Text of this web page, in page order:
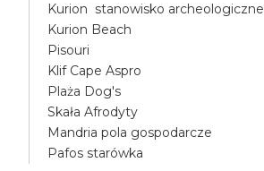
Kurion stanowisko archeologiczne
Kurion Beach
Pisouri
Klif Cape Aspro
Plaża Dog's
Skała Afrodyty
Mandria pola gospodarcze
Pafos starówka